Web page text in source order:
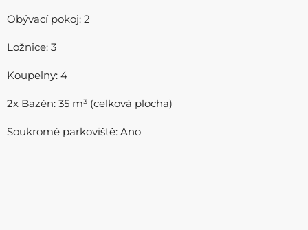
Obývací pokoj: 2
Ložnice: 3
Koupelny: 4
2x Bazén: 35 m³ (celková plocha)
Soukromé parkoviště: Ano